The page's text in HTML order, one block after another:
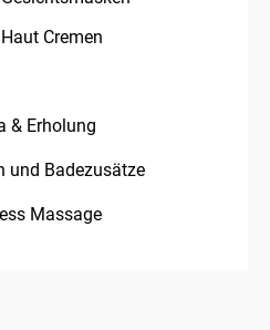
Haut Cremen
& Erholung
und Badezusätze
Massage